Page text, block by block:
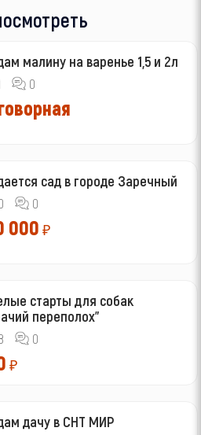
малину на варенье 1,5 и 2л
0
сад в городе Заречный
0
000 ₽
старты для собак
переполох"
0
₽
дачу в СНТ МИР